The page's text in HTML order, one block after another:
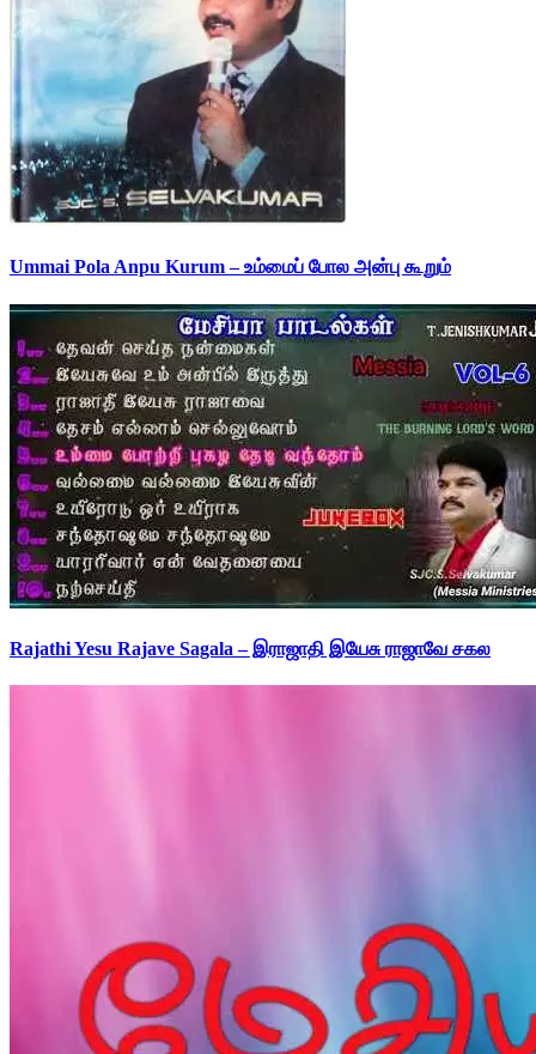
Ummai Pola Anpu Kurum – உம்மைப் போல அன்பு கூறும்
Rajathi Yesu Rajave Sagala – இராஜாதி இயேசு ராஜாவே சகல